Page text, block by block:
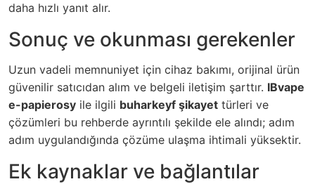
daha hızlı yanıt alır.
Sonuç ve okunması gerekenler
Uzun vadeli memnuniyet için cihaz bakımı, orijinal ürün
güvenilir satıcıdan alım ve belgeli iletişim şarttır. IBvape
e-papierosy ile ilgili buharkeyf şikayet türleri ve
çözümleri bu rehberde ayrıntılı şekilde ele alındı; adım
adım uygulandığında çözüme ulaşma ihtimali yüksektir.
Ek kaynaklar ve bağlantılar